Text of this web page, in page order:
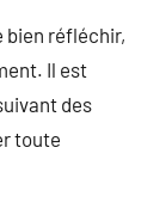
bien réfléchir,
Il est
des
toute